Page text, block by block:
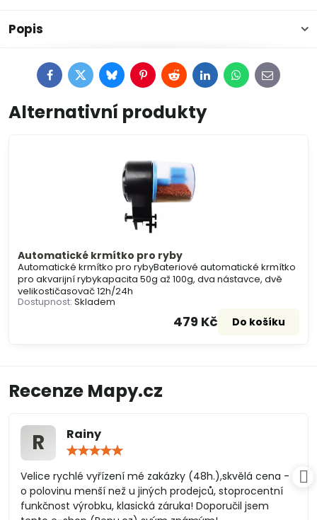
Popis
FacebookTwitterBlueskyPinterestRedditLinkedInWhatsApp
E-
mail
Alternativní produkty
Automatické krmítko pro ryby
Automatické krmítko pro rybyBateriové automatické krmítko
pro akvarijní rybykapacita 50g až 100g, dva nástavce, dvě
velikostičasovač 12h/24h
Dostupnost: Skladem
479 Kč Do košíku
Recenze Mapy.cz
R Rainy
/
5
Velice rychlé vyřízení mé zakázky (48h.),skvělá cena -
o polovinu menší než u jiných prodejců, stoprocentní
funkčnost výrobku, klasická záruka! Doporučil jsem